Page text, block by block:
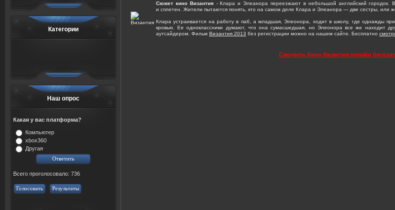
Категории
Наш опрос
Какая у вас платформа?
Компьютер
xbox360
Другая
Всего проголосовало: 736
Голосовать Результаты
Сюжет кино Византия- Клара и Элеанора переезжают в небольшой английский городок.
и сплетен. Жители пытаются понять, кто на самом деле Клара и Элеанора — две сестры, или
Клара устраивается на работу в паб, а младшая, Элеонора, ходит в школу, где однажды
кровью. Ее одноклассники думают, что она сумасшедшая, но Элеонора все же находит
аутсайдером. Фильм Византия 2013 без регистрации можно на нашем сайте. Бесплатно
Смотреть Кино Византия онлайн